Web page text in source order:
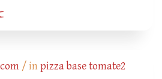
/ inpizza base tomate2